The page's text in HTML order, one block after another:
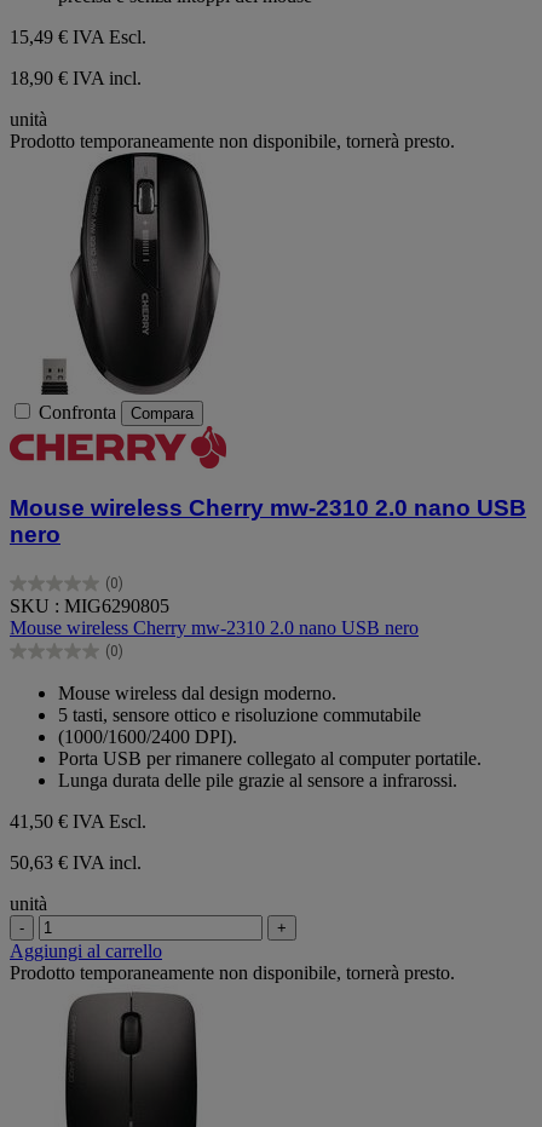
15,49 € IVA Escl.
18,90 € IVA incl.
unità
Prodotto temporaneamente non disponibile, tornerà presto.
Confronta Compara
Mouse wireless Cherry mw-2310 2.0 nano USB
nero
(0)
0.0
su
5
stelle.
SKU : MIG6290805
Mouse wireless Cherry mw-2310 2.0 nano USB nero
(0)
0.0
Mouse wireless dal design moderno.
5 tasti, sensore ottico e risoluzione commutabile
(1000/1600/2400 DPI).
Porta USB per rimanere collegato al computer portatile.
Lunga durata delle pile grazie al sensore a infrarossi.
41,50 € IVA Escl.
50,63 € IVA incl.
unità
- +
Aggiungi al carrello
Prodotto temporaneamente non disponibile, tornerà presto.